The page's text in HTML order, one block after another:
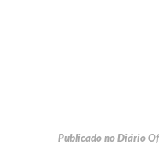
Publicado no Diário